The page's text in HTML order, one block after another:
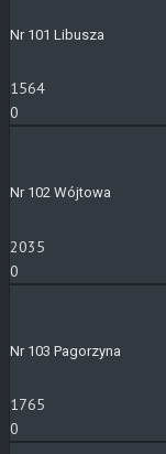
Nr 101 Libusza
1564
0
Nr 102 Wójtowa
2035
0
Nr 103 Pagorzyna
1765
0